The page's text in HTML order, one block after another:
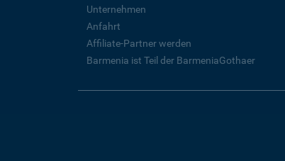
Unternehmen
Anfahrt
Affiliate-Partner werden
Barmenia ist Teil der BarmeniaGothaer